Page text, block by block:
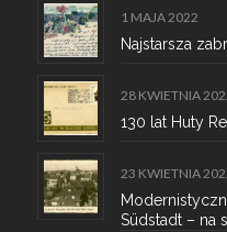
1 MAJA 2022
Najstarsza
28 KWIETNIA
130 lat Huty
23 KWIETNIA
Südstadt – na